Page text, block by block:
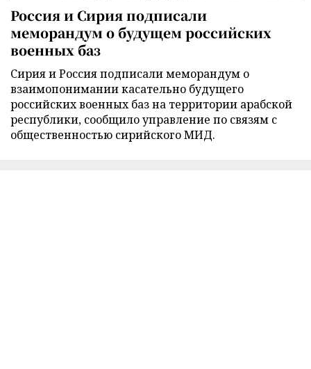
Россия и Сирия подписали
меморандум о будущем российских
военных баз
Сирия и Россия подписали меморандум о
взаимопонимании касательно будущего
российских военных баз на территории арабской
республики, сообщило управление по связям с
общественностью сирийского МИД.